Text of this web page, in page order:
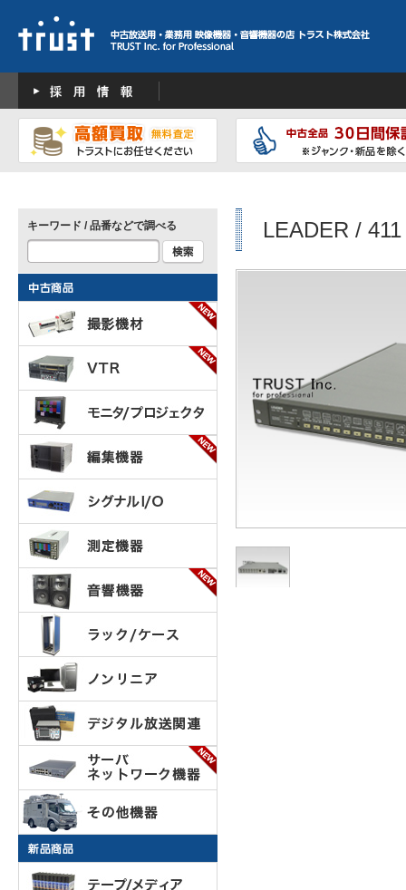
LEADER / 411
キーワード / 品番などで調べる